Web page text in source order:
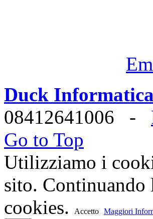
Duck
08412641006 -
Go to Top
Utilizziamo i
sito.
cookies.
Accetto Maggiori